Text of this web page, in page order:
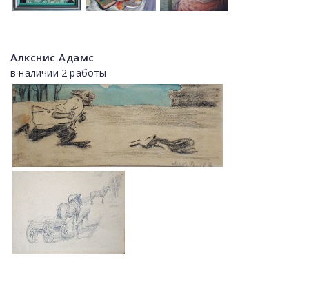
Алкснис Адамс
в наличии 2 работы